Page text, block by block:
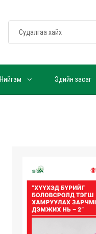
Нийгэм Эдийн засаг